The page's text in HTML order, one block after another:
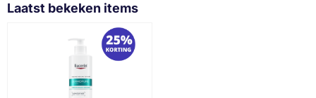
Laatst bekeken items